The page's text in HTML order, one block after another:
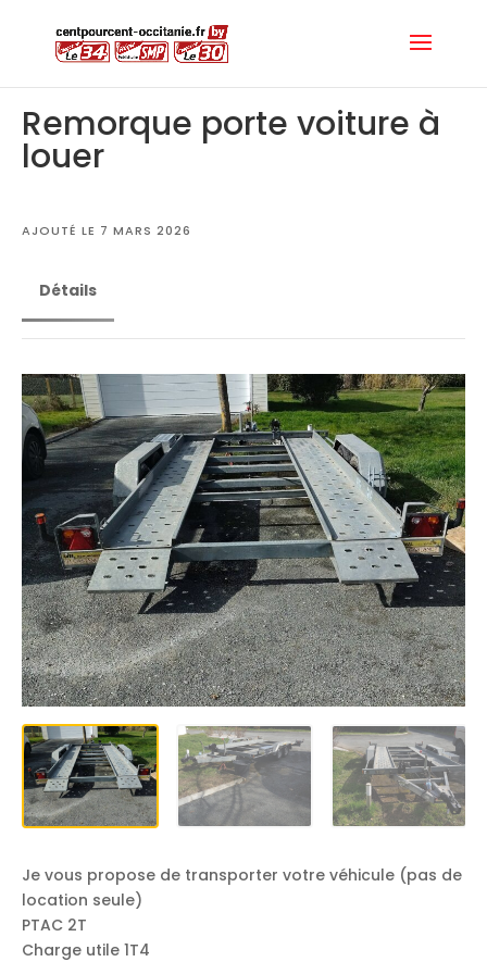
Remorque porte voiture à
louer
AJOUTÉ LE 7 MARS 2026
Détails
Je vous propose de transporter votre véhicule (pas de
location seule)
PTAC 2T
Charge utile 1T4